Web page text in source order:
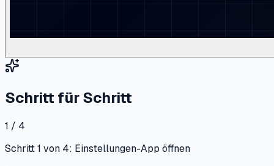
Schritt für Schritt
1 / 4
Schritt 1 von 4: Einstellungen-App öffnen